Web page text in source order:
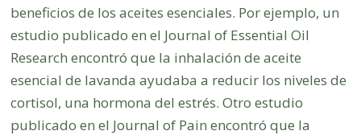
beneficios de los aceites esenciales. Por ejemplo, un
estudio publicado en el Journal of Essential Oil
Research encontró que la inhalación de aceite
esencial de lavanda ayudaba a reducir los niveles de
cortisol, una hormona del estrés. Otro estudio
publicado en el Journal of Pain encontró que la